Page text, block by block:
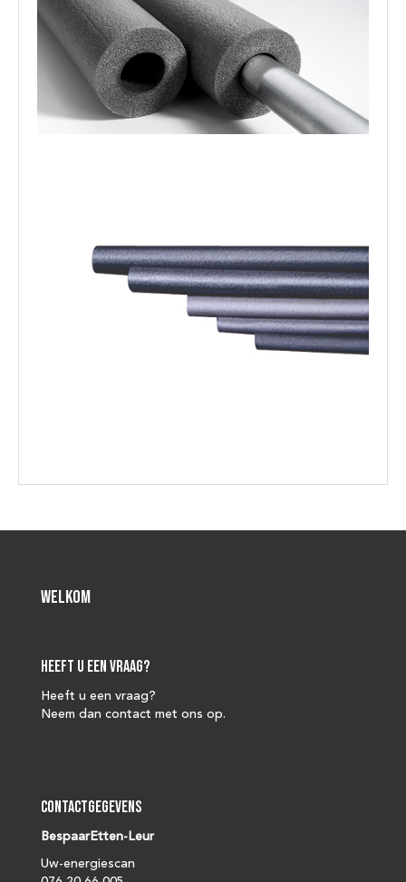
Welkom
Heeft u een vraag?
Heeft u een vraag?
Neem dan contact met ons op.
Contactgegevens
BespaarEtten-Leur
Uw-energiescan